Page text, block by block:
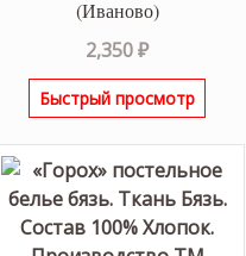
(Иваново)
2,350₽
Быстрый просмотр